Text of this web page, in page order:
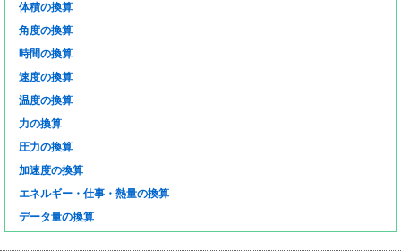
体積の換算
角度の換算
時間の換算
速度の換算
温度の換算
力の換算
圧力の換算
加速度の換算
エネルギー・仕事・熱量の換算
データ量の換算